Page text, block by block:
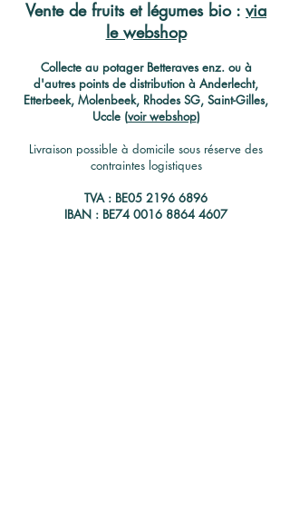
Vente de fruits et légumes bio : via
le webshop
Collecte au potager Betteraves enz. ou à
d'autres points de distribution à Anderlecht,
Etterbeek, Molenbeek, Rhodes SG, Saint-Gilles,
Uccle (voir webshop)
Livraison possible à domicile sous réserve des
contraintes logistiques
TVA : BE05 2196 6896
IBAN : BE74 0016 8864 4607